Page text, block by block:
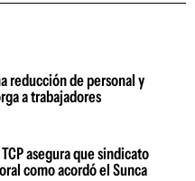
reducción de personal y
a trabajadores
asegura que sindicato
como acordó el Sunca